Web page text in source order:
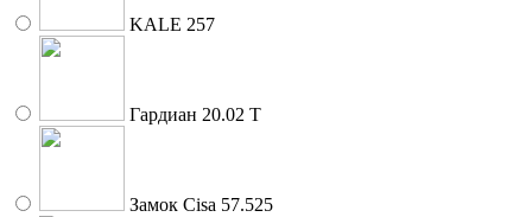
KALE 257
Гардиан 20.02 Т
Замок Cisa 57.525